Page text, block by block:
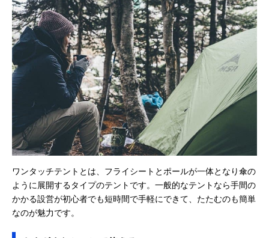
ワンタッチテントとは、フライシートとポールが一体となり傘の
ように展開するタイプのテントです。一般的なテントなら手間の
かかる設営が初心者でも短時間で手軽にできて、たたむのも簡単
なのが魅力です。